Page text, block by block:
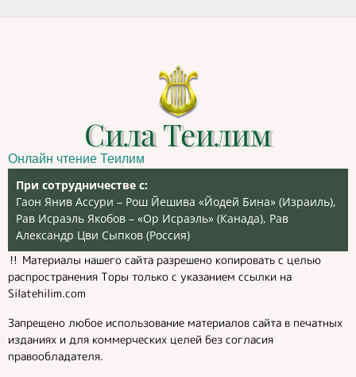
Сила Теилим
Онлайн чтение Теилим
При сотрудничестве с:
Гаон Янив Ассури – Рош Йешива «Йодей Бина» (Израиль),
Рав Исраэль Якобов – «Ор Исраэль» (Канада), Рав
Александр Цви Сыпков (Россия)
‼️ Материалы нашего сайта разрешено копировать с целью
распространения Торы только с указанием ссылки на
Silatehilim.com
Запрещено любое использование материалов сайта в печатных
изданиях и для коммерческих целей без согласия
правообладателя.